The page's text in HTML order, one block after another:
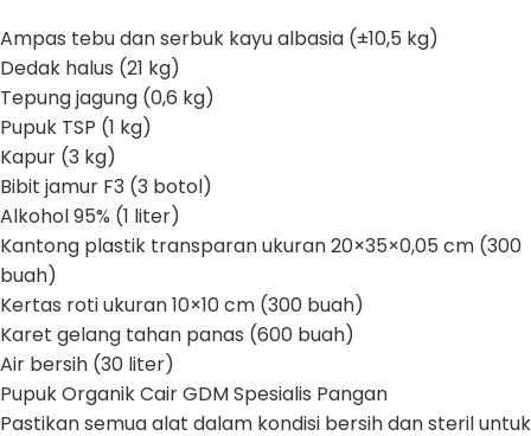
Ampas tebu dan serbuk kayu albasia (±10,5 kg)
Dedak halus (21 kg)
Tepung jagung (0,6 kg)
Pupuk TSP (1 kg)
Kapur (3 kg)
Bibit jamur F3 (3 botol)
Alkohol 95% (1 liter)
Kantong plastik transparan ukuran 20×35×0,05 cm (300
buah)
Kertas roti ukuran 10×10 cm (300 buah)
Karet gelang tahan panas (600 buah)
Air bersih (30 liter)
Pupuk Organik Cair GDM Spesialis Pangan
Pastikan semua alat dalam kondisi bersih dan steril untuk